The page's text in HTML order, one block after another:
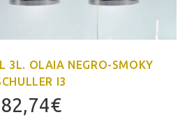
3L. OLAIA NEGRO-SMOKY
I3
82,74€